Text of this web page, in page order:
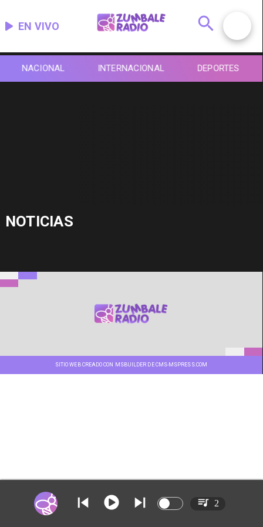
EN VIVO
NACIONAL INTERNACIONAL DEPORTES
NOTICIAS
SITIO WEB CREADO CON MSBUILDER DE CMS-MSPRESS.COM
2